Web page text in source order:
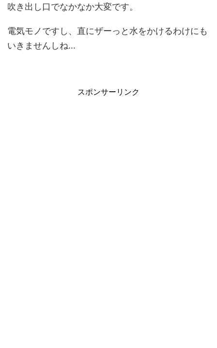
吹き出し口でなかなか大変です。
電気モノですし、直にザーっと水をかけるわけにも
いきませんしね…
スポンサーリンク